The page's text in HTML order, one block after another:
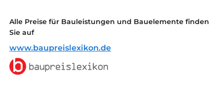
Alle Preise für Bauleistungen und Bauelemente finden
Sie auf
www.baupreislexikon.de